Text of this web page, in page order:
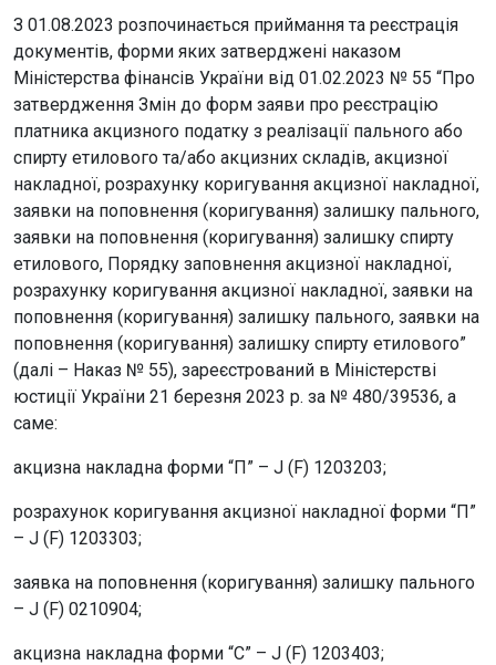
З 01.08.2023 розпочинається приймання та реєстрація
документів, форми яких затверджені наказом
Міністерства фінансів України від 01.02.2023 № 55 “Про
затвердження Змін до форм заяви про реєстрацію
платника акцизного податку з реалізації пального або
спирту етилового та/або акцизних складів, акцизної
накладної, розрахунку коригування акцизної накладної,
заявки на поповнення (коригування) залишку пального,
заявки на поповнення (коригування) залишку спирту
етилового, Порядку заповнення акцизної накладної,
розрахунку коригування акцизної накладної, заявки на
поповнення (коригування) залишку пального, заявки на
поповнення (коригування) залишку спирту етилового”
(далі – Наказ № 55), зареєстрований в Міністерстві
юстиції України 21 березня 2023 р. за № 480/39536, а
саме:
акцизна накладна форми “П” – J (F) 1203203;
розрахунок коригування акцизної накладної форми “П”
– J (F) 1203303;
заявка на поповнення (коригування) залишку пального
– J (F) 0210904;
акцизна накладна форми “С” – J (F) 1203403;